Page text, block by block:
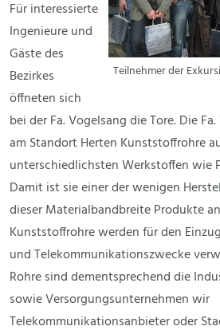
Teilnehmer der
Für interessierte
Ingenieure und
Gäste des
Bezirkes
öffneten sich
bei der Fa. Vogelsang die Tore. Die
am Standort Herten Kunststoffrohre
unterschiedlichsten Werkstoffen wie
Damit ist sie einer der wenigen
dieser Materialbandbreite Produkte
Kunststoffrohre werden für den
und Telekommunikationszwecke
Rohre sind dementsprechend die
sowie Versorgungsunternehmen wir
Telekommunikationsanbieter oder